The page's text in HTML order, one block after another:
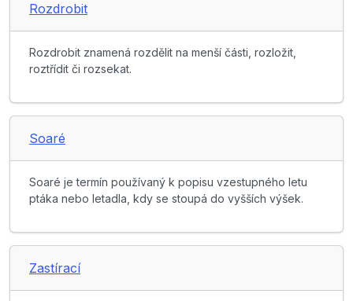
Rozdrobit
Rozdrobit znamená rozdělit na menší části, rozložit,
roztřídit či rozsekat.
Soaré
Soaré je termín používaný k popisu vzestupného letu
ptáka nebo letadla, kdy se stoupá do vyšších výšek.
Zastírací